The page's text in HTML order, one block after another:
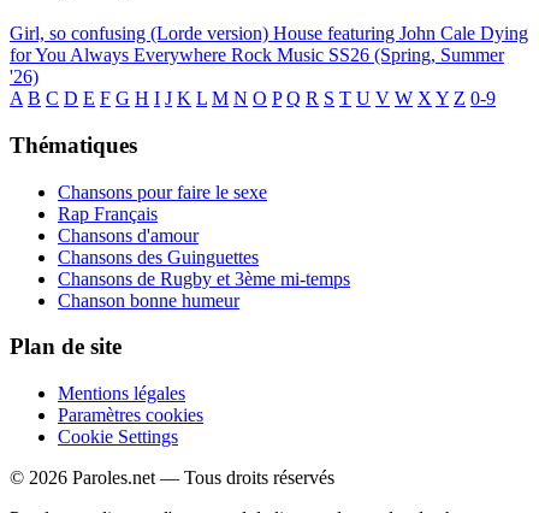
Girl, so confusing (Lorde version) House featuring John Cale Dying
for You Always Everywhere Rock Music SS26 (Spring, Summer
'26)
A B C D E F G H I J K L M N O P Q R S T U V W X Y Z 0-9
Thématiques
Chansons pour faire le sexe
Rap Français
Chansons d'amour
Chansons des Guinguettes
Chansons de Rugby et 3ème mi-temps
Chanson bonne humeur
Plan de site
Mentions légales
Paramètres cookies
Cookie Settings
© 2026 Paroles.net — Tous droits réservés